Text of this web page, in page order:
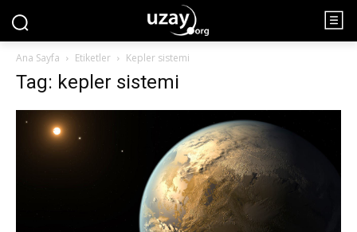
Ana Sayfa Etiketler Kepler sistemi
Tag: kepler sistemi